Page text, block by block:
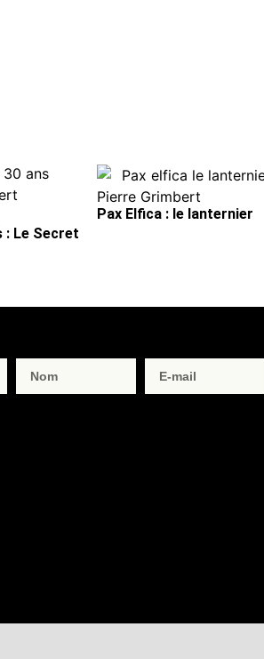
: Le Secret
Pierre Grimbert
Pax Elfica : le lanternier